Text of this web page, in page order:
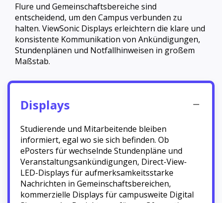
Flure und Gemeinschaftsbereiche sind
entscheidend, um den Campus verbunden zu
halten. ViewSonic Displays erleichtern die klare und
konsistente Kommunikation von Ankündigungen,
Stundenplänen und Notfallhinweisen in großem
Maßstab.
Displays
Studierende und Mitarbeitende bleiben
informiert, egal wo sie sich befinden. Ob
ePosters für wechselnde Stundenpläne und
Veranstaltungsankündigungen, Direct-View-
LED-Displays für aufmerksamkeitsstarke
Nachrichten in Gemeinschaftsbereichen,
kommerzielle Displays für campusweite Digital